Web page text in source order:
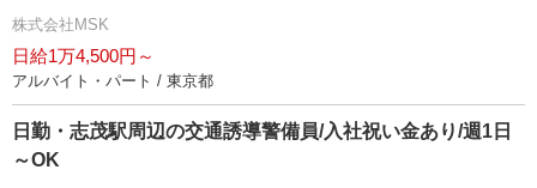
株式会社MSK
日給1万4,500円～
アルバイト・パート / 東京都
日勤・志茂駅周辺の交通誘導警備員/入社祝い金あり/週1日
～OK